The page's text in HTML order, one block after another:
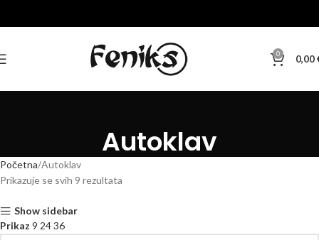
0 0,00
Autoklav
Početna Autoklav
Prikazuje se svih 9 rezultata
Show sidebar
Prikaz 9 2436